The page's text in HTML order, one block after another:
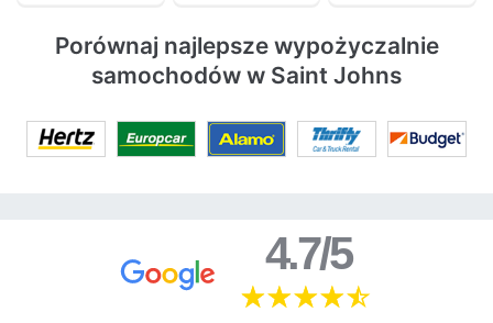
Porównaj najlepsze wypożyczalnie
samochodów w Saint Johns
4.7/5